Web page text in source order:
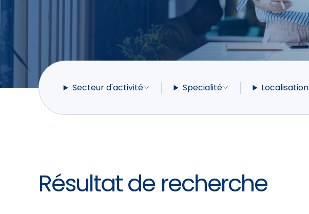
Secteur d'activité Specialité Localisation
Résultat de recherche